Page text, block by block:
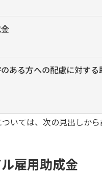
ある方への配慮に対する
いては、次の見出しか
雇用助成金